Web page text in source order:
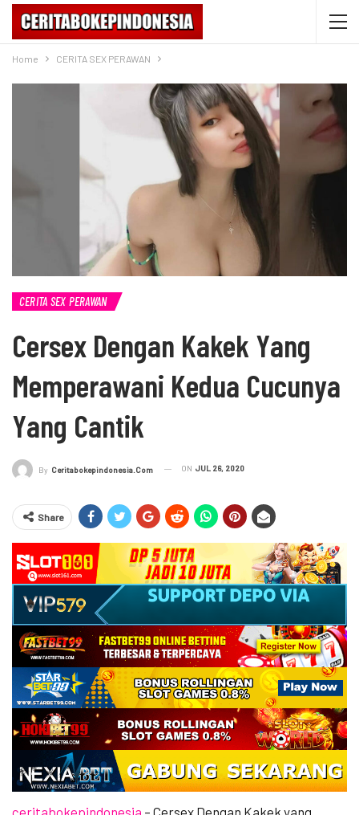
Home CERITA SEX PERAWAN
CERITA SEX PERAWAN
Cersex Dengan Kakek Yang
Memperawani Kedua Cucunya
Yang Cantik
By Ceritabokepindonesia.com ON JUL 26, 2020
Share
ceritabokepindonesia – Cersex Dengan Kakek yang